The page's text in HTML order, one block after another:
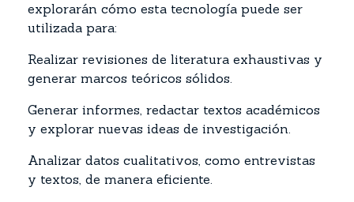
explorarán cómo esta tecnología puede ser
utilizada para:
Realizar revisiones de literatura exhaustivas y
generar marcos teóricos sólidos.
Generar informes, redactar textos académicos
y explorar nuevas ideas de investigación.
Analizar datos cualitativos, como entrevistas
y textos, de manera eficiente.